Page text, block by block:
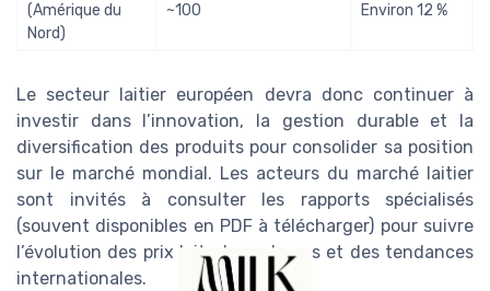
(Amérique du
Nord)
~100 Environ 12 %
Le secteur laitier européen devra donc continuer à
investir dans l’innovation, la gestion durable et la
diversification des produits pour consolider sa position
sur le marché mondial. Les acteurs du marché laitier
sont invités à consulter les rapports spécialisés
(souvent disponibles en PDF à télécharger) pour suivre
l’évolution des prix lait, des volumes et des tendances
internationales.